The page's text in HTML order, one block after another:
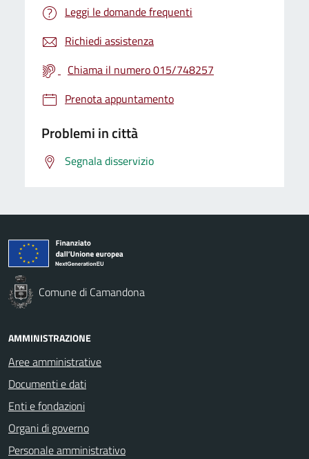
Leggi le domande frequenti
Richiedi assistenza
Chiama il numero 015/748257
Prenota appuntamento
Problemi in città
Segnala disservizio
Comune di Camandona
AMMINISTRAZIONE
Aree amministrative
Documenti e dati
Enti e fondazioni
Organi di governo
Personale amministrativo